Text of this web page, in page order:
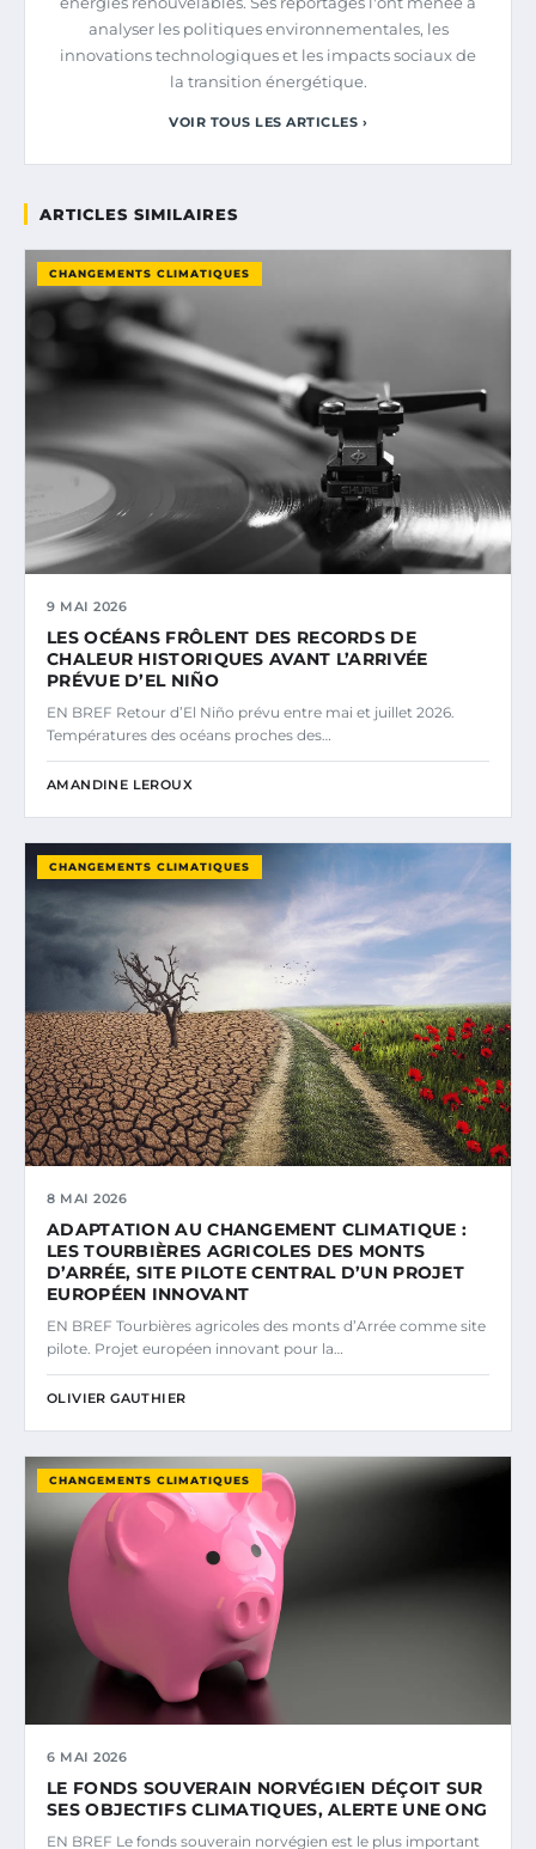
analyser les politiques environnementales, les
innovations technologiques et les impacts sociaux de
la transition énergétique.
VOIR TOUS LES ARTICLES ›
ARTICLES SIMILAIRES
CHANGEMENTS CLIMATIQUES
9 MAI 2026
LES OCÉANS FRÔLENT DES RECORDS DE
CHALEUR HISTORIQUES AVANT L’ARRIVÉE
PRÉVUE D’EL NIÑO
EN BREF Retour d’El Niño prévu entre mai et juillet 2026.
Températures des océans proches des…
AMANDINE LEROUX
CHANGEMENTS CLIMATIQUES
8 MAI 2026
ADAPTATION AU CHANGEMENT CLIMATIQUE :
LES TOURBIÈRES AGRICOLES DES MONTS
D’ARRÉE, SITE PILOTE CENTRAL D’UN PROJET
EUROPÉEN INNOVANT
EN BREF Tourbières agricoles des monts d’Arrée comme site
pilote. Projet européen innovant pour la…
OLIVIER GAUTHIER
CHANGEMENTS CLIMATIQUES
6 MAI 2026
LE FONDS SOUVERAIN NORVÉGIEN DÉÇOIT SUR
SES OBJECTIFS CLIMATIQUES, ALERTE UNE ONG
EN BREF Le fonds souverain norvégien est le plus important